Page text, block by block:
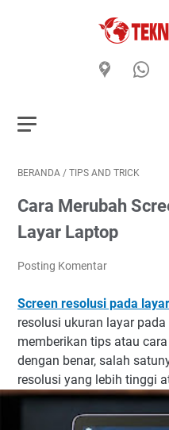
BERANDA / TIPS AND TRICK
Cara Merubah
Layar Laptop
Posting Komentar
Screen resolusi pada
resolusi ukuran layar
memberikan tips atau
dengan benar, salah
resolusi yang lebih tinggi